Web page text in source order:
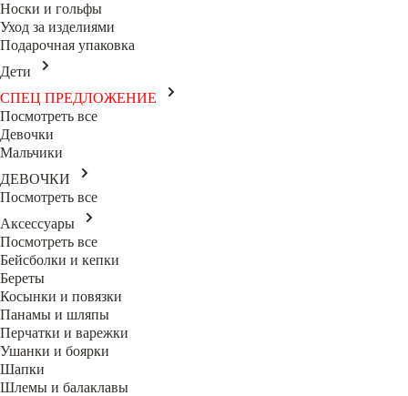
Носки и гольфы
Уход за изделиями
Подарочная упаковка
Дети
СПЕЦ ПРЕДЛОЖЕНИЕ
Посмотреть все
Девочки
Мальчики
ДЕВОЧКИ
Посмотреть все
Аксессуары
Посмотреть все
Бейсболки и кепки
Береты
Косынки и повязки
Панамы и шляпы
Перчатки и варежки
Ушанки и боярки
Шапки
Шлемы и балаклавы